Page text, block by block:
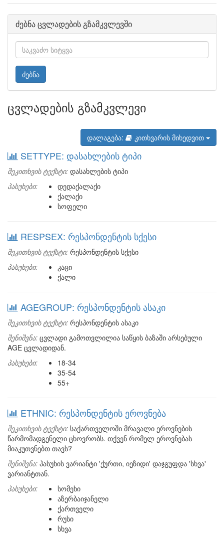
ძებნა ცვლადების გზამკვლევში
ძებნა
ცვლადების გზამკვლევი
დალაგება: კითხვარის მიხედვით
SETTYPE: დასახლების ტიპი
შეკითხვის ტექსტი: დასახლების ტიპი
პასუხები:
დედაქალაქი
ქალაქი
სოფელი
RESPSEX: რესპონდენტის სქესი
შეკითხვის ტექსტი: რესპონდენტის სქესი
პასუხები:
კაცი
ქალი
AGEGROUP: რესპონდენტის ასაკი
შეკითხვის ტექსტი: რესპონდენტის ასაკი
შენიშვნა: ცვლადი გამოთვლილია საწყის ბაზაში არსებული
AGE ცვლადიდან.
პასუხები:
18-34
35-54
55+
ETHNIC: რესპონდენტის ეროვნება
შეკითხვის ტექსტი: საქართველოში მრავალი ეროვნების
წარმომადგენელი ცხოვრობს. თქვენ რომელ ეროვნებას
მიაკუთვნებთ თავს?
შენიშვნა: პასუხის ვარიანტი 'ქურთი, იეზიდი' დაჯგუფდა 'სხვა'
ვარიანტთან.
პასუხები:
სომეხი
აზერბაიჯანელი
ქართველი
რუსი
სხვა